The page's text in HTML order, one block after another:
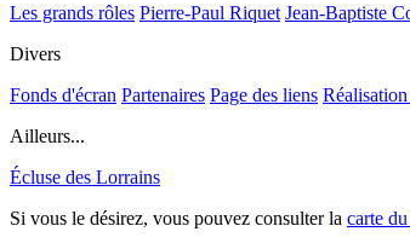
Les grands rôles Pierre-Paul Riquet Jean-Baptiste
Divers
Fonds d'écran Partenaires Page des liens
Ailleurs...
Écluse des Lorrains
Si vous le désirez, vous pouvez consulter la carte